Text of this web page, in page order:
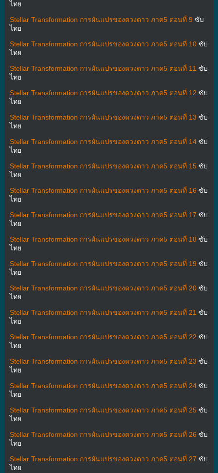
ไทย
Stellar Transformation การผันแปรของดวงดาว ภาค5 ตอนที่ 9 ซับ
ไทย
Stellar Transformation การผันแปรของดวงดาว ภาค5 ตอนที่ 10ซับ
ไทย
Stellar Transformation การผันแปรของดวงดาว ภาค5 ตอนที่ 11 ซับ
ไทย
Stellar Transformation การผันแปรของดวงดาว ภาค5 ตอนที่ 12 ซับ
ไทย
Stellar Transformation การผันแปรของดวงดาว ภาค5 ตอนที่ 13 ซับ
ไทย
Stellar Transformation การผันแปรของดวงดาว ภาค5 ตอนที่ 14ซับ
ไทย
Stellar Transformation การผันแปรของดวงดาว ภาค5 ตอนที่ 15ซับ
ไทย
Stellar Transformation การผันแปรของดวงดาว ภาค5 ตอนที่ 16 ซับ
ไทย
Stellar Transformation การผันแปรของดวงดาว ภาค5 ตอนที่ 17 ซับ
ไทย
Stellar Transformation การผันแปรของดวงดาว ภาค5 ตอนที่ 18 ซับ
ไทย
Stellar Transformation การผันแปรของดวงดาว ภาค5 ตอนที่ 19 ซับ
ไทย
Stellar Transformation การผันแปรของดวงดาว ภาค5 ตอนที่ 20ซับ
ไทย
Stellar Transformation การผันแปรของดวงดาว ภาค5 ตอนที่ 21 ซับ
ไทย
Stellar Transformation การผันแปรของดวงดาว ภาค5 ตอนที่ 22 ซับ
ไทย
Stellar Transformation การผันแปรของดวงดาว ภาค5 ตอนที่ 23 ซับ
ไทย
Stellar Transformation การผันแปรของดวงดาว ภาค5 ตอนที่ 24ซับ
ไทย
Stellar Transformation การผันแปรของดวงดาว ภาค5 ตอนที่ 25ซับ
ไทย
Stellar Transformation การผันแปรของดวงดาว ภาค5 ตอนที่ 26 ซับ
ไทย
Stellar Transformation การผันแปรของดวงดาว ภาค5 ตอนที่ 27 ซับ
ไทย